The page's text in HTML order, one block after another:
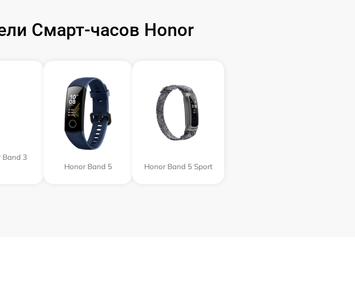
Смарт-часов Honor
Band 3
Honor Band 5 Honor Band 5 Sport